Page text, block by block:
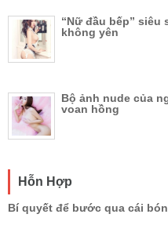
“Nữ đầu bếp” siêu
không yên
Bộ ảnh nude của
voan hồng
Hỗn Hợp
Bí quyết để bước qua cái